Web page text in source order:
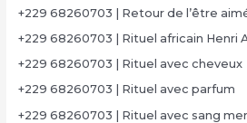
+229 68260703 | Retour de l’être
+229 68260703 | Rituel africain Henri
+229 68260703 | Rituel avec cheveux
+229 68260703 | Rituel avec parfum
+229 68260703 | Rituel avec sang